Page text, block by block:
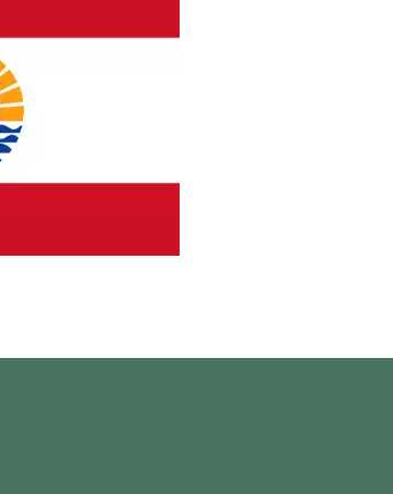
le sentier de randonnée